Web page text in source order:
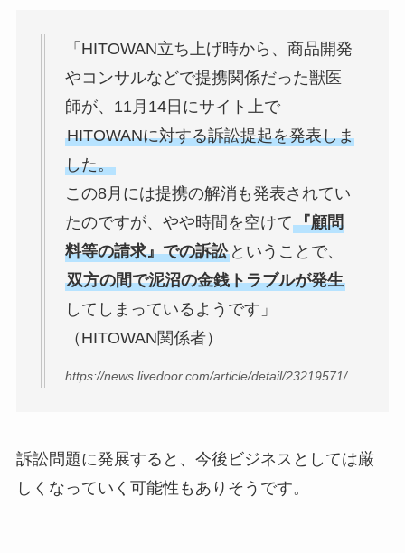
「HITOWAN立ち上げ時から、商品開発
やコンサルなどで提携関係だった獣医
師が、11月14日にサイト上で
HITOWANに対する訴訟提起を発表しま
した。
この8月には提携の解消も発表されてい
たのですが、やや時間を空けて『顧問
料等の請求』での訴訟ということで、
双方の間で泥沼の金銭トラブルが発生
してしまっているようです」
（HITOWAN関係者）
https://news.livedoor.com/article/detail/23219571/
訴訟問題に発展すると、今後ビジネスとしては厳
しくなっていく可能性もありそうです。